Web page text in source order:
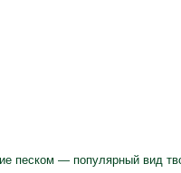
песком — популярный вид